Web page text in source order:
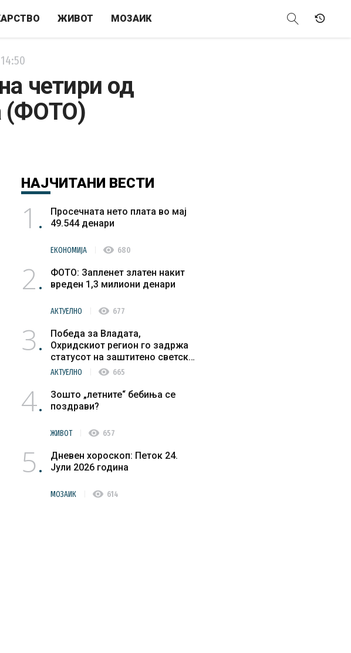
ЖИВОТ МОЗАИК
14:50
четири од
(ФОТО)
НАЈЧИТАНИ ВЕСТИ
1
Просечната нето плата во мај
49.544 денари
ЕКОНОМИЈА visibility 680
2
ФОТО: Запленет златен накит
вреден 1,3 милиони денари
АКТУЕЛНО visibility 677
3
Победа за Владата,
Охридскиот регион го задржа
статусот на заштитено светско
културно наследство
АКТУЕЛНО visibility 665
4
Зошто „летните“ бебиња се
поздрави?
ЖИВОТ visibility 657
5
Дневен хороскоп: Петок 24.
Јули 2026 година
МОЗАИК visibility 614